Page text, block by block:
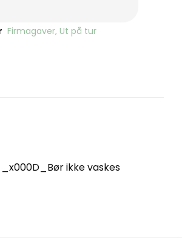
Firmagaver, Ut på tur
ikke vaskes